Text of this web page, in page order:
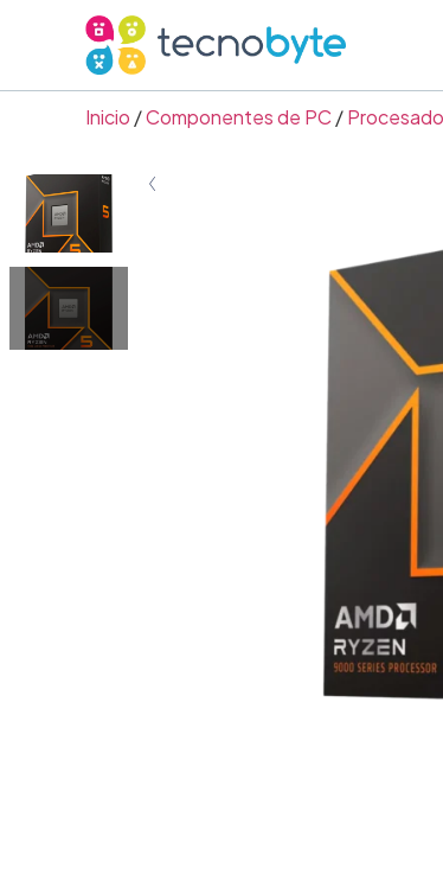
Inicio /Componentes de PC /